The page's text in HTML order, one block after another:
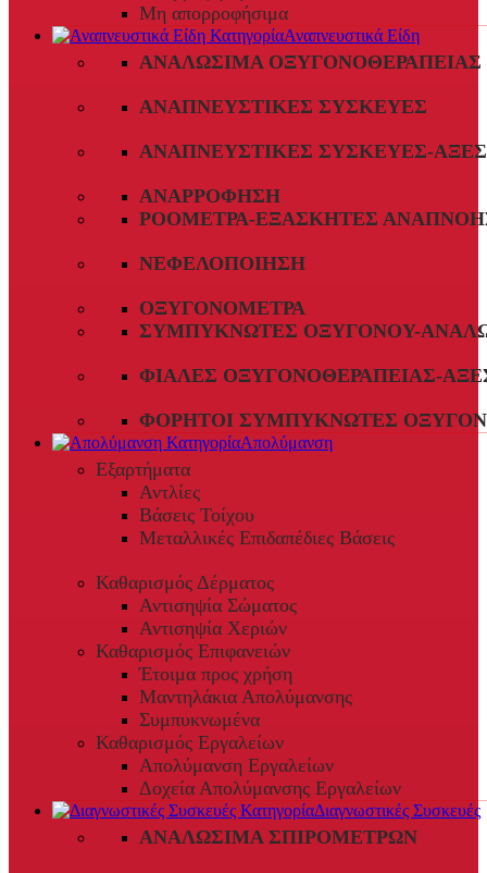
Μη απορροφήσιμα
Αναπνευστικά Είδη
ΑΝΑΛΏΣΙΜΑ ΟΞΥΓΟΝΟΘΕΡΑΠΕΊΑΣ
ΑΝΑΠΝΕΥΣΤΙΚΈΣ ΣΥΣΚΕΥΈΣ
ΑΝΑΠΝΕΥΣΤΙΚΈΣ ΣΥΣΚΕΥΈΣ-
ΑΝΑΡΡΌΦΗΣΗ
ΡΟΌΜΕΤΡΑ-ΕΞΑΣΚΗΤΈΣ
ΝΕΦΕΛΟΠΟΊΗΣΗ
ΟΞΥΓΟΝΌΜΕΤΡΑ
ΣΥΜΠΥΚΝΩΤΈΣ ΟΞΥΓΌΝΟΥ-
ΦΙΆΛΕΣ ΟΞΥΓΟΝΟΘΕΡΑΠΕΊΑΣ-
ΦΟΡΗΤΟΊ ΣΥΜΠΥΚΝΩΤΈΣ
Απολύμανση
Εξαρτήματα
Αντλίες
Βάσεις Τοίχου
Μεταλλικές Επιδαπέδιες Βάσεις
Καθαρισμός Δέρματος
Αντισηψία Σώματος
Αντισηψία Χεριών
Καθαρισμός Επιφανειών
Έτοιμα προς χρήση
Μαντηλάκια Απολύμανσης
Συμπυκνωμένα
Καθαρισμός Εργαλείων
Απολύμανση Εργαλείων
Δοχεία Απολύμανσης Εργαλείων
Διαγνωστικές Συσκευές
ΑΝΑΛΏΣΙΜΑ ΣΠΙΡΟΜΈΤΡΩΝ